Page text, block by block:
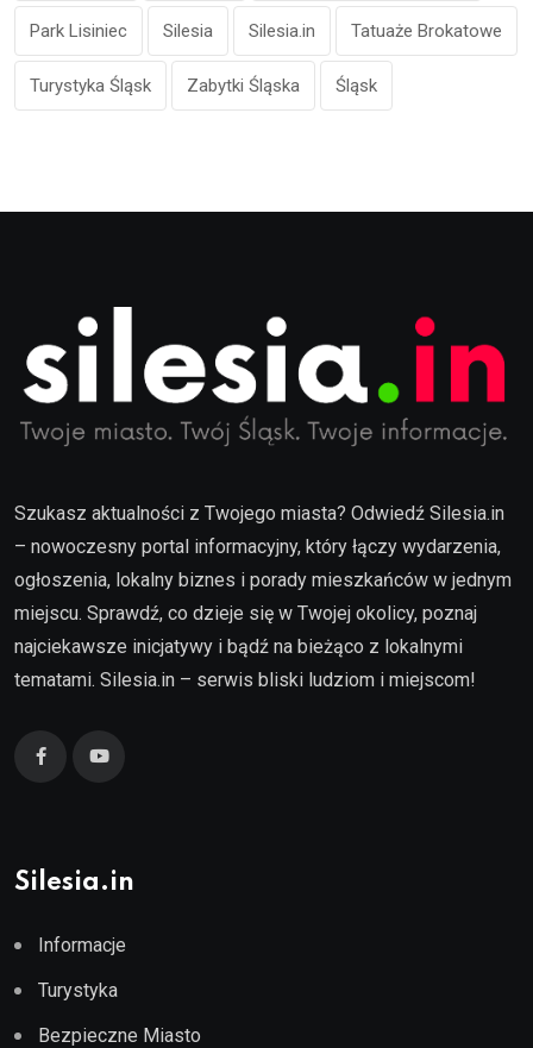
Park Lisiniec Silesia Silesia.in Tatuaże Brokatowe
Turystyka Śląsk Zabytki Śląska Śląsk
Szukasz aktualności z Twojego miasta? Odwiedź Silesia.in
– nowoczesny portal informacyjny, który łączy wydarzenia,
ogłoszenia, lokalny biznes i porady mieszkańców w jednym
miejscu. Sprawdź, co dzieje się w Twojej okolicy, poznaj
najciekawsze inicjatywy i bądź na bieżąco z lokalnymi
tematami. Silesia.in – serwis bliski ludziom i miejscom!
Silesia.in
Informacje
Turystyka
Bezpieczne Miasto